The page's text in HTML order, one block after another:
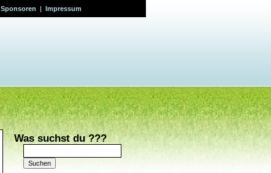
Sponsoren | Impressum
Was suchst du ???
Suchen
nach: